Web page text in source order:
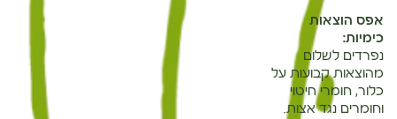
אפס הוצאות
כימיות:
נפרדים לשלום
מהוצאות קבועות על
כלור, חומרי חיטוי
וחומרים נגד אצות.